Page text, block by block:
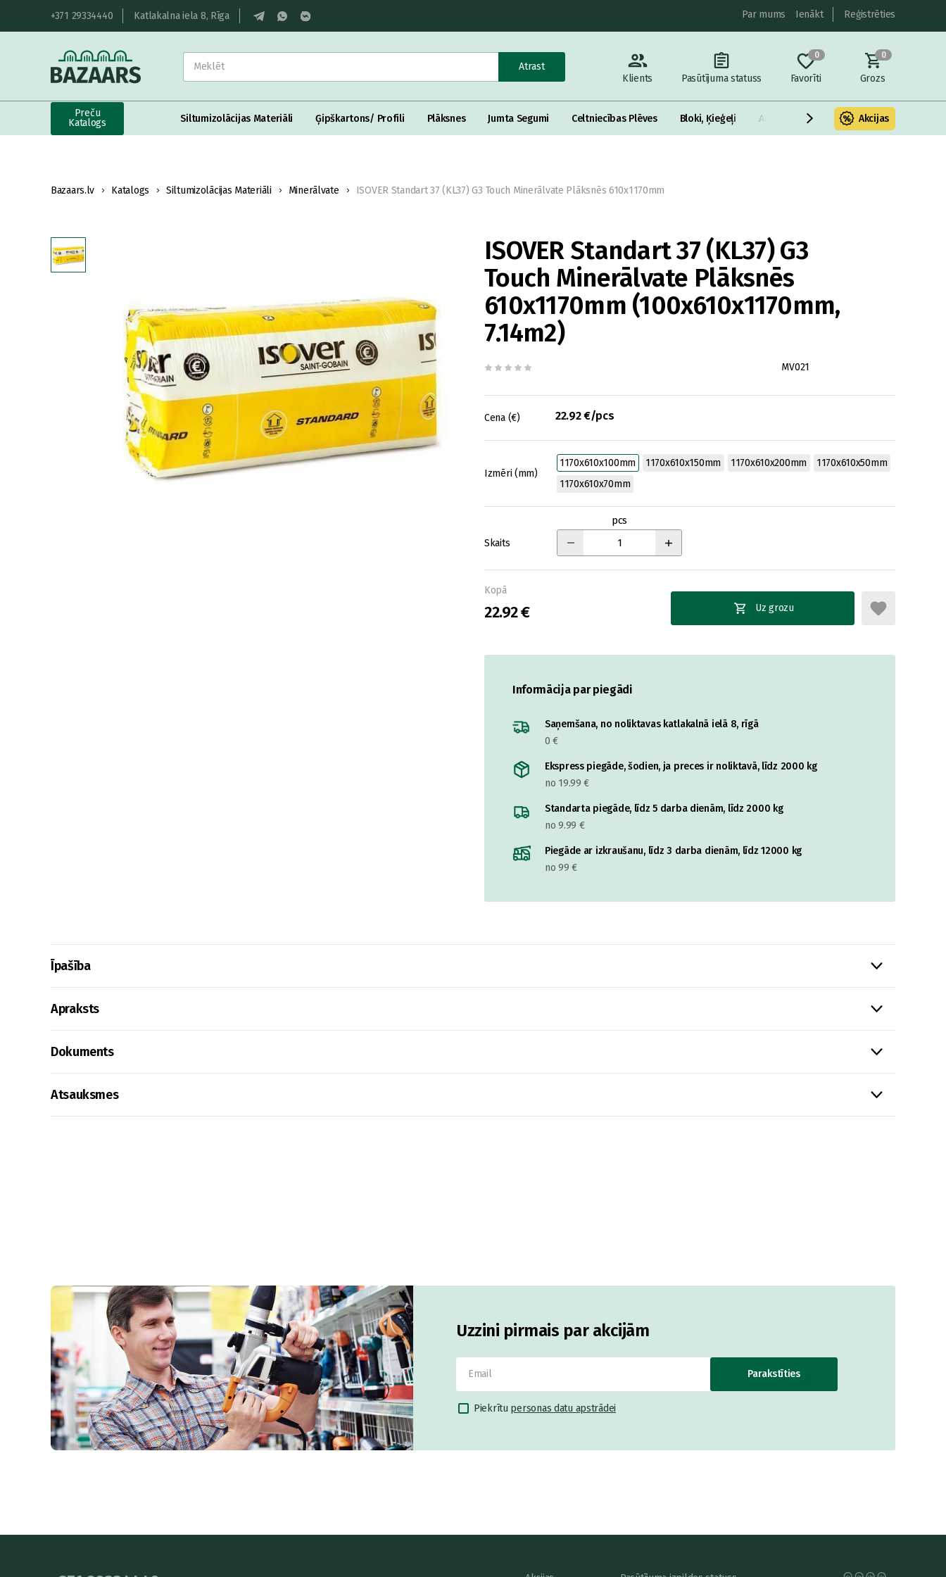
+371 29334440 Katlakalna iela 8, Rīga Par mums Ienākt Reģistrēties
Atrast
Klients
Pasūtījuma statuss
0
Favorīti
0
Grozs
Preču
Katalogs
Siltumizolācijas Materiāli Ģipškartons/ Profili Plāksnes Jumta Segumi Celtniecības Plēves Bloki, Ķieģeļi Armatūra un metāls Fasādes
Akcijas
Bazaars.lv Katalogs Siltumizolācijas Materiāli Minerālvate ISOVER Standart 37 (KL37) G3 Touch Minerālvate Plāksnēs 610x1170mm
ISOVER Standart 37 (KL37) G3
Touch Minerālvate Plāksnēs
610x1170mm (100x610x1170mm,
7.14m2)
MV021
Cena (€) 22.92 €/pcs
Izmēri (mm)
1170x610x100mm 1170x610x150mm 1170x610x200mm
1170x610x50mm
1170x610x70mm
Skaits
pcs
Kopā
22.92 € Uz grozu
Informācija par piegādi
Saņemšana, no noliktavas katlakalnā ielā 8, rīgā
0 €
Ekspress piegāde, šodien, ja preces ir noliktavā, līdz 2000 kg
no 19.99 €
Standarta piegāde, līdz 5 darba dienām, līdz 2000 kg
no 9.99 €
Piegāde ar izkraušanu, līdz 3 darba dienām, līdz 12000 kg
no 99 €
Īpašība
Apraksts
Dokuments
Atsauksmes
Uzzini pirmais par akcijām
Parakstīties
Piekrītu personas datu apstrādei